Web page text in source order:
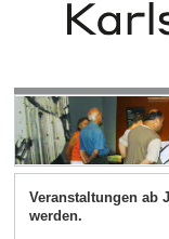
Veranstaltungen ab
werden.